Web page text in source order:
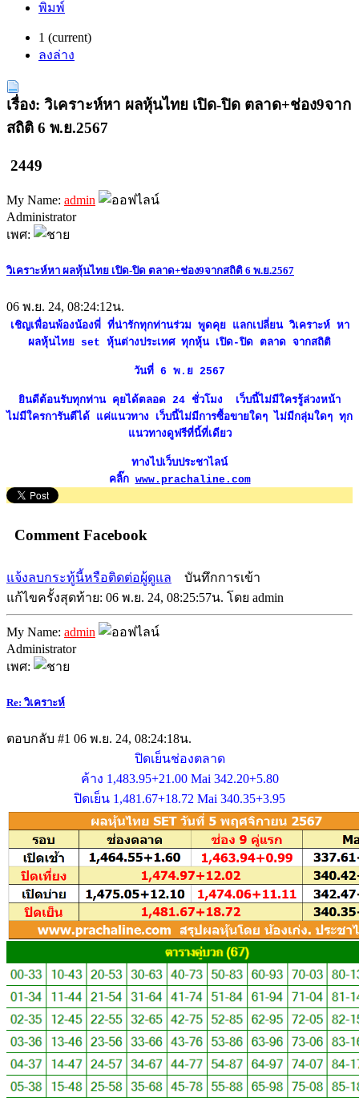
พิมพ์
1 (current)
ลงล่าง
เรื่อง: วิเคราะห์หา ผลหุ้นไทย เปิด-ปิด ตลาด+ช่อง9จาก
สถิติ 6 พ.ย.2567
2449
My Name: admin
Administrator
เพศ:
วิเคราะห์หา ผลหุ้นไทย เปิด-ปิด ตลาด+ช่อง9จากสถิติ 6 พ.ย.2567
06 พ.ย. 24, 08:24:12น.
เชิญเพื่อนพ้องน้องพี่ ที่น่ารักทุกท่านร่วม พูดคุย แลกเปลี่ยน วิเคราะห์ หา
ผลหุ้นไทย set หุ้นต่างประเทศ ทุกหุ้น เปิด-ปิด ตลาด จากสถิติ
วันที่ 6 พ.ย 2567
ยินดีต้อนรับทุกท่าน คุยได้ตลอด 24 ชั่วโมง เว็บนี้ไม่มีใครรู้ล่วงหน้า
ไม่มีใครการันตีได้ แค่แนวทาง เว็บนี้ไม่มีการซื้อขายใดๆ ไม่มีกลุ่มใดๆ ทุก
แนวทางดูฟรีที่นี้ที่เดียว
ทางไปเว็บประชาไลน์
คลิ๊ก www.prachaline.com
Comment Facebook
แจ้งลบกระทู้นี้หรือติดต่อผู้ดูแล
บันทึกการเข้า
แก้ไขครั้งสุดท้าย: 06 พ.ย. 24, 08:25:57น. โดย admin
My Name: admin
Administrator
เพศ:
Re: วิเคราะห์
ตอบกลับ #1 06 พ.ย. 24, 08:24:18น.
ปิดเย็นช่องตลาด
ค้าง 1,483.95+21.00 Mai 342.20+5.80
ปิดเย็น 1,481.67+18.72 Mai 340.35+3.95